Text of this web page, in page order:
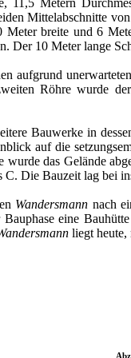
11,5 Metern
Mittelabschnitte
Meter breite und 6
Der 10 Meter lange
aufgrund
Röhre wurde
Bauwerke in
auf die
das Gelände
Die Bauzeit lag bei
Wandersmann nach
eine
liegt heute,